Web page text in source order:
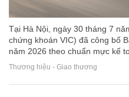
Tại Hà Nội, ngày 30 tháng 7
chứng khoán VIC) đã công bố
năm 2026 theo chuẩn mực kế
Thương hiệu - Giao thương